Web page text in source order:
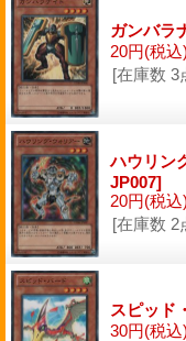
ガンバラ
20円(税込)
[在庫数 3
ハウリン
JP007]
20円(税込)
[在庫数 2
スピッド
30円(税込)